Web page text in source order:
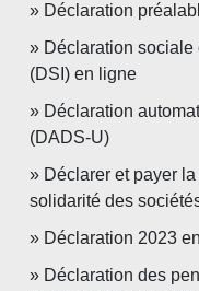
Déclaration
Déclaration
(DSI) en ligne
Déclaration
(DADS-U)
Déclarer et payer
solidarité des
Déclaration 2023
Déclaration des